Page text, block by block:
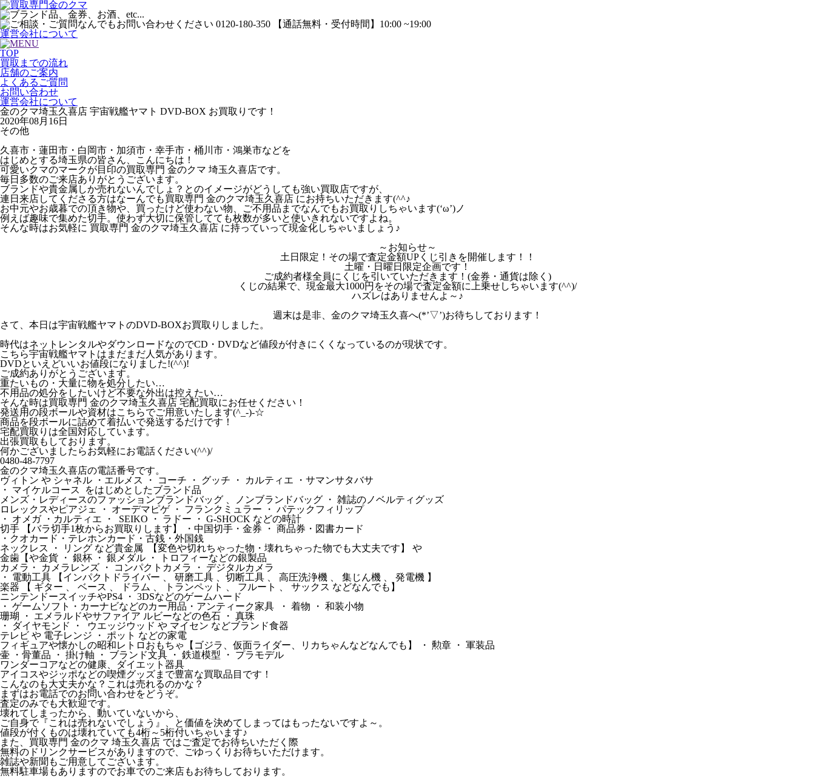
運営会社について
TOP
買取までの流れ
店舗のご案内
よくあるご質問
お問い合わせ
運営会社について
金のクマ埼玉久喜店 宇宙戦艦ヤマト DVD-BOX お買取りです！
2020年08月16日
その他
久喜市・蓮田市・白岡市・加須市・幸手市・桶川市・鴻巣市などを
はじめとする埼玉県の皆さん、こんにちは！
可愛いクマのマークが目印の買取専門 金のクマ 埼玉久喜店です。
毎日多数のご来店ありがとうございます。
ブランドや貴金属しか売れないんでしょ？とのイメージがどうしても強い買取店ですが、
連日来店してくださる方はなーんでも買取専門 金のクマ埼玉久喜店 にお持ちいただきます(^^♪
お中元やお歳暮での頂き物や、買ったけど使わない物、ご不用品までなんでもお買取りしちゃいます(‘ω’)ノ
例えば趣味で集めた切手。使わず大切に保管してても枚数が多いと使いきれないですよね。
そんな時はお気軽に 買取専門 金のクマ埼玉久喜店 に持っていって現金化しちゃいましょう♪
～お知らせ～
土日限定！その場で査定金額UPくじ引きを開催します！！
土曜・日曜日限定企画です！
ご成約者様全員にくじを引いていただきます！(金券・通貨は除く)
くじの結果で、現金最大1000円をその場で査定金額に上乗せしちゃいます(^^)/
ハズレはありませんよ～♪
週末は是非、金のクマ埼玉久喜へ(*’▽’)お待ちしております！
さて、本日は宇宙戦艦ヤマトのDVD-BOXお買取りしました。
時代はネットレンタルやダウンロードなのでCD・DVDなど値段が付きにくくなっているのが現状です。
こちら宇宙戦艦ヤマトはまだまだ人気があります。
DVDといえどいいお値段になりました!(^^)!
ご成約ありがとうございます。
重たいもの・大量に物を処分したい…
不用品の処分をしたいけど不要な外出は控えたい…
そんな時は買取専門 金のクマ埼玉久喜店 宅配買取にお任せください！
発送用の段ボールや資材はこちらでご用意いたします(^_-)-☆
商品を段ボールに詰めて着払いで発送するだけです！
宅配買取りは全国対応しています。
出張買取もしております。
何かございましたらお気軽にお電話ください(^^)/
0480-48-7797
金のクマ埼玉久喜店の電話番号です。
ヴィトン や シャネル ・エルメス ・ コーチ ・ グッチ ・ カルティエ ・サマンサタバサ
・ マイケルコース をはじめとしたブランド品
メンズ・レディースのファッションブランドバッグ 、ノンブランドバッグ ・ 雑誌のノベルティグッズ
ロレックスやピアジェ ・ オーデマピゲ ・ フランクミュラー ・ パテックフィリップ
・ オメガ ・カルティエ ・ SEIKO ・ ラドー ・ G-SHOCK などの時計
切手 【バラ切手1枚からお買取りします】 ・中国切手・金券 ・ 商品券・図書カード
・クオカード・テレホンカード・古銭・外国銭
ネックレス ・ リング など貴金属 【変色や切れちゃった物・壊れちゃった物でも大丈夫です】 や
金歯【や金貨 ・ 銀杯 ・ 銀メダル ・ トロフィーなどの銀製品
カメラ・ カメラレンズ ・ コンパクトカメラ ・ デジタルカメラ
・ 電動工具 【インパクトドライバー 、 研磨工具 、切断工具 、 高圧洗浄機 、 集じん機 、 発電機 】
楽器 【 ギター 、 ベース 、 ドラム 、 トランペット 、 フルート 、 サックス などなんでも】
ニンテンドースイッチやPS4 ・ 3DSなどのゲームハード
・ ゲームソフト・カーナビなどのカー用品・アンティーク家具 ・ 着物 ・ 和装小物
珊瑚 ・ エメラルドやサファイア ルビーなどの色石 ・ 真珠
・ ダイヤモンド ・ ウエッジウッド や マイセン などブランド食器
テレビ や 電子レンジ ・ ポット などの家電
フィギュアや懐かしの昭和レトロおもちゃ【ゴジラ、仮面ライダー、リカちゃんなどなんでも】 ・ 勲章 ・ 軍装品
壷 ・骨董品 ・ 掛け軸 ・ ブランド文具 ・ 鉄道模型 ・ プラモデル
ワンダーコアなどの健康、ダイエット器具
アイコスやジッポなどの喫煙グッズまで豊富な買取品目です！
こんなのも大丈夫かな？これは売れるのかな？
まずはお電話でのお問い合わせをどうぞ。
査定のみでも大歓迎です。
壊れてしまったから、動いていないから、
ご自身で『これは売れないでしょう』、と価値を決めてしまってはもったないですよ～。
値段が付くものは壊れていても4桁～5桁付いちゃいます♪
また、買取専門 金のクマ 埼玉久喜店 ではご査定でお待ちいただく際
無料のドリンクサービスがありますので、ごゆっくりお待ちいただけます。
雑誌や新聞もご用意してございます。
無料駐車場もありますのでお車でのご来店もお待ちしております。